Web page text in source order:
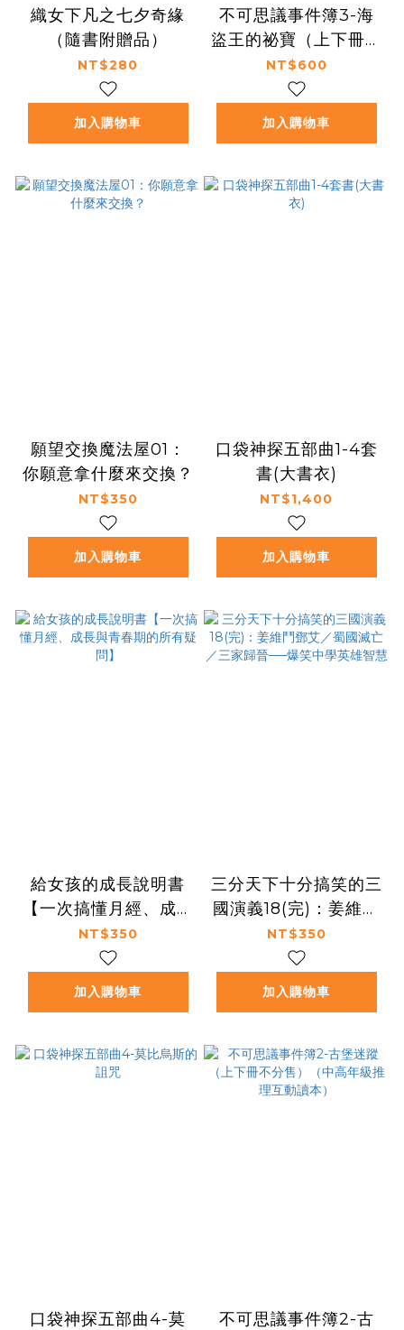
織女下凡之七夕奇緣
（隨書附贈品）
NT$280
加入購物車
不可思議事件簿3-海
盜王的祕寶（上下冊不
分售）（中高年級推理
互動讀本）
NT$600
加入購物車
願望交換魔法屋01：
你願意拿什麼來交換？
NT$350
加入購物車
口袋神探五部曲1-4套
書(大書衣)
NT$1,400
加入購物車
給女孩的成長說明書
【一次搞懂月經、成長
與青春期的所有疑問】
NT$350
加入購物車
三分天下十分搞笑的三
國演義18(完)：姜維鬥
鄧艾／蜀國滅亡／三家
歸晉──爆笑中學英雄
智慧
NT$350
加入購物車
口袋神探五部曲4-莫
不可思議事件簿2-古